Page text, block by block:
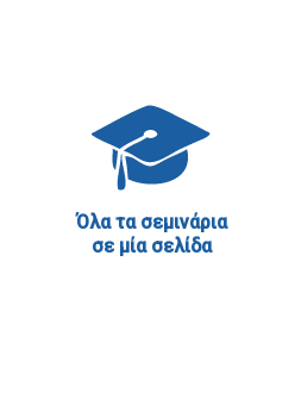
Όλα τα σεμινάρια
σε μία σελίδα